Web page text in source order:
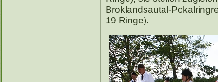
Broklandsautal-
19 Ringe).